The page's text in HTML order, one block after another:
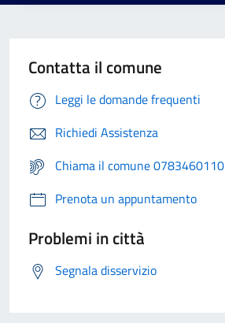
Contatta il comune
Leggi le domande frequenti
Richiedi Assistenza
Chiama il comune 0783460110
Prenota un appuntamento
Problemi in città
Segnala disservizio